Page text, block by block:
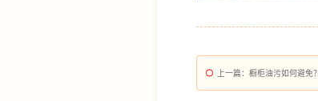
上一篇：橱柜油污如何避免？